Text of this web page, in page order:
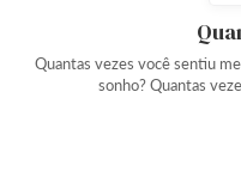
Quantas vezes você sentiu
sonho? Quantas